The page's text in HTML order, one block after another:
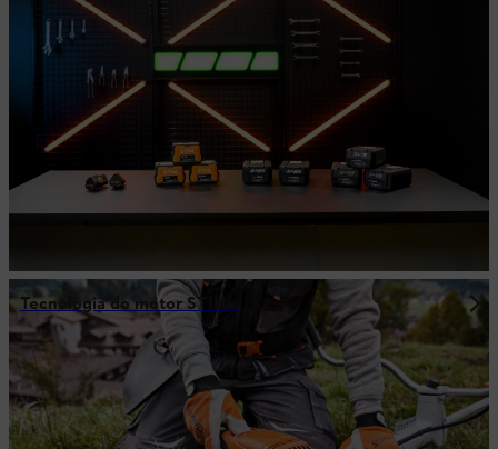
Tecnologia do motor STIHL